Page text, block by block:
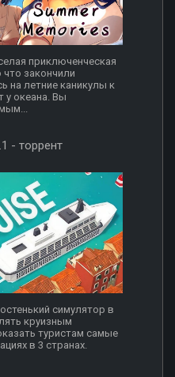
приключенческая
закончили
на летние каникулы к
у океана. Вы
- торрент
симулятор в
круизным
туристам самые
в 3 странах.